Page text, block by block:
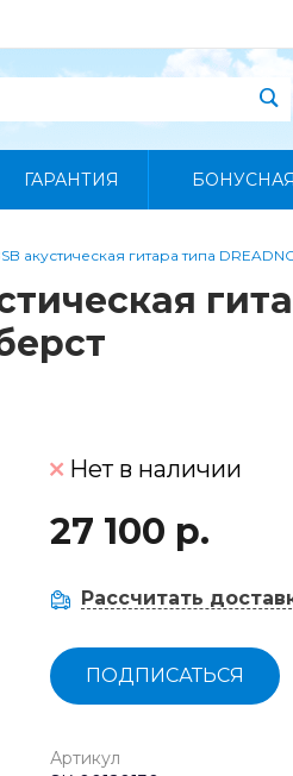
ГАРАНТИЯ
акустическая гитара типа
Нет в наличии
27 100 р.
Рассчитать
ПОДПИСАТЬСЯ
Артикул